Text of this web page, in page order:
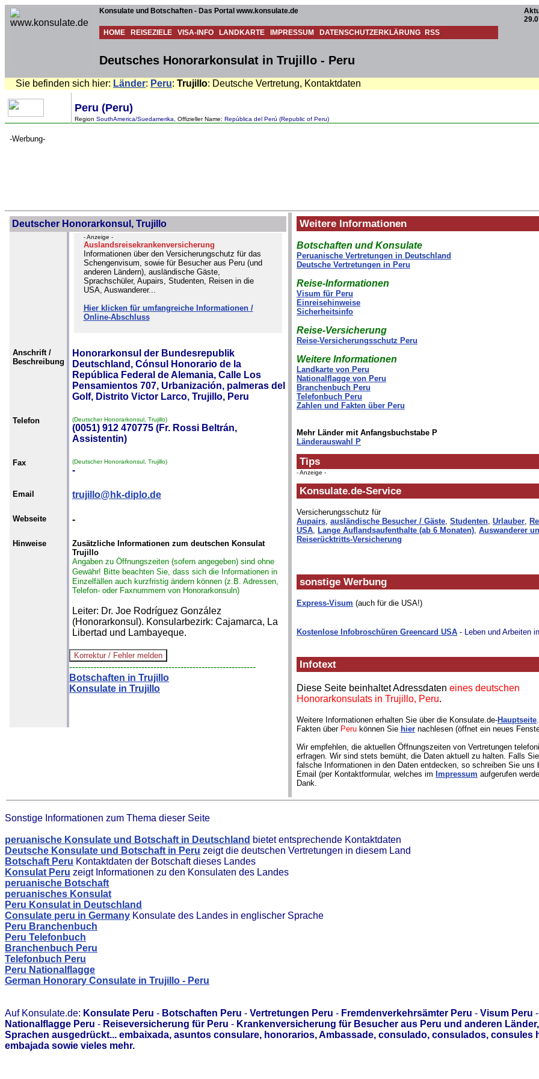
Konsulate und Botschaften - Das Portal www.konsulate.de
HOME REISEZIELE VISA-INFO LANDKARTE IMPRESSUM DATENSCHUTZERKLÄRUNG RSS
Deutsches Honorarkonsulat in Trujillo - Peru
Sie befinden sich hier: Länder: Peru: Trujillo: Deutsche Vertretung, Kontaktdaten
Peru (Peru)
Region SouthAmerica/Suedamerika , Offizieller Name: República del Perú (Republic of Peru)
-Werbung-
Deutscher Honorarkonsul, Trujillo
- Anzeige -
Auslandsreisekrankenversicherung
Informationen über den Versicherungschutz für das
Schengenvisum, sowie für Besucher aus Peru (und
anderen Ländern), ausländische Gäste,
Sprachschüler, Aupairs, Studenten, Reisen in die
USA, Auswanderer...
Hier klicken für umfangreiche Informationen /
Online-Abschluss
Anschrift /
Beschreibung
Honorarkonsul der Bundesrepublik
Deutschland, Cónsul Honorario de la
República Federal de Alemania, Calle Los
Pensamientos 707, Urbanización, palmeras del
Golf, Distrito Victor Larco, Trujillo, Peru
Telefon (Deutscher Honorarkonsul, Trujillo)
(0051) 912 470775 (Fr. Rossi Beltrán,
Assistentin)
Fax (Deutscher Honorarkonsul, Trujillo)
-
Email trujillo@hk-diplo.de
Webseite -
Hinweise
Zusätzliche Informationen zum deutschen Konsulat
Trujillo
Angaben zu Öffnungszeiten (sofern angegeben) sind ohne
Gewähr! Bitte beachten Sie, dass sich die Informationen in
Einzelfällen auch kurzfristig ändern können (z.B. Adressen,
Telefon- oder Faxnummern von Honorarkonsuln)
Leiter: Dr. Joe Rodríguez González
(Honorarkonsul). Konsularbezirk: Cajamarca, La
Libertad und Lambayeque.
--------------------------------------------------------------
Botschaften in Trujillo
Konsulate in Trujillo
Weitere Informationen
Botschaften und Konsulate
Peruanische Vertretungen in Deutschland
Deutsche Vertretungen in Peru
Reise-Informationen
Visum für Peru
Einreisehinweise
Sicherheitsinfo
Reise-Versicherung
Reise-Versicherungsschutz Peru
Weitere Informationen
Landkarte von Peru
Nationalflagge von Peru
Branchenbuch Peru
Telefonbuch Peru
Zahlen und Fakten über Peru
Mehr Länder mit Anfangsbuchstabe P
Länderauswahl P
Tips
- Anzeige -
Konsulate.de-Service
Versicherungsschutz für
Aupairs, ausländische Besucher / Gäste, Studenten, Urlauber,
USA, Lange Auflandsaufenthalte (ab 6 Monaten), Auswanderer
Reiserücktritts-Versicherung
sonstige Werbung
Express-Visum (auch für die USA!)
Kostenlose Infobroschüren Greencard USA - Leben und Arbeiten
Infotext
Diese Seite beinhaltet Adressdaten eines deutschen
Honorarkonsulats in Trujillo, Peru.
Weitere Informationen erhalten Sie über die Konsulate.de-Hauptseite
Fakten über Peru können Sie hier nachlesen (öffnet ein neues
Wir empfehlen, die aktuellen Öffnungszeiten von Vertretungen
erfragen. Wir sind stets bemüht, die Daten aktuell zu halten. Falls
falsche Informationen in den Daten entdecken, so schreiben Sie uns
Email (per Kontaktformular, welches im Impressum aufgerufen
Dank.
Sonstige Informationen zum Thema dieser Seite
peruanische Konsulate und Botschaft in Deutschland bietet entsprechende Kontaktdaten
Deutsche Konsulate und Botschaft in Peru zeigt die deutschen Vertretungen in diesem Land
Botschaft Peru Kontaktdaten der Botschaft dieses Landes
Konsulat Peru zeigt Informationen zu den Konsulaten des Landes
peruanische Botschaft
peruanisches Konsulat
Peru Konsulat in Deutschland
Consulate peru in Germany Konsulate des Landes in englischer Sprache
Peru Branchenbuch
Peru Telefonbuch
Branchenbuch Peru
Telefonbuch Peru
Peru Nationalflagge
German Honorary Consulate in Trujillo - Peru
Auf Konsulate.de: Konsulate Peru - Botschaften Peru - Vertretungen Peru - Fremdenverkehrsämter Peru - Visum Peru -
Nationalflagge Peru - Reiseversicherung für Peru - Krankenversicherung für Besucher aus Peru und anderen
Sprachen ausgedrückt... embaixada, asuntos consulare, honorarios, Ambassade, consulado, consulados, consules
embajada sowie vieles mehr.